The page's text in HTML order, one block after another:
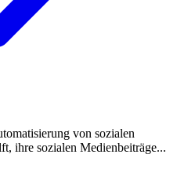
von sozialen
ihre sozialen Medienbeiträge...